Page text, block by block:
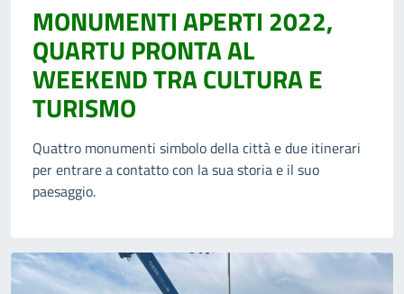
MONUMENTI APERTI 2022,
QUARTU PRONTA AL
WEEKEND TRA CULTURA E
TURISMO
Quattro monumenti simbolo della città e due itinerari
per entrare a contatto con la sua storia e il suo
paesaggio.